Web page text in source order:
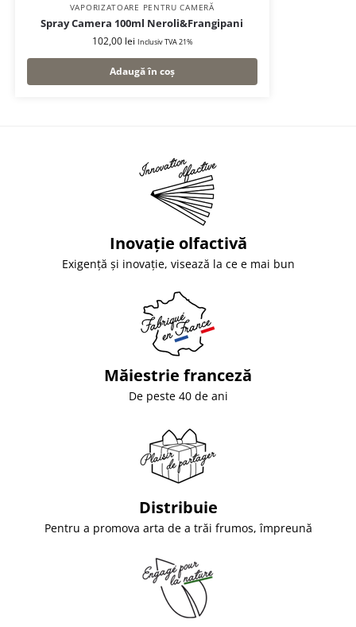
VAPORIZATOARE PENTRU CAMERĂ
Spray Camera 100ml Neroli&Frangipani
102,00 lei Inclusiv TVA 21%
Adaugă în coș
Inovație olfactivă
Exigență și inovație, visează la ce e mai bun
Măiestrie franceză
De peste 40 de ani
Distribuie
Pentru a promova arta de a trăi frumos, împreună